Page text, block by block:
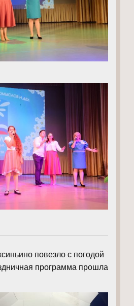
повезло с погодой
программа прошла